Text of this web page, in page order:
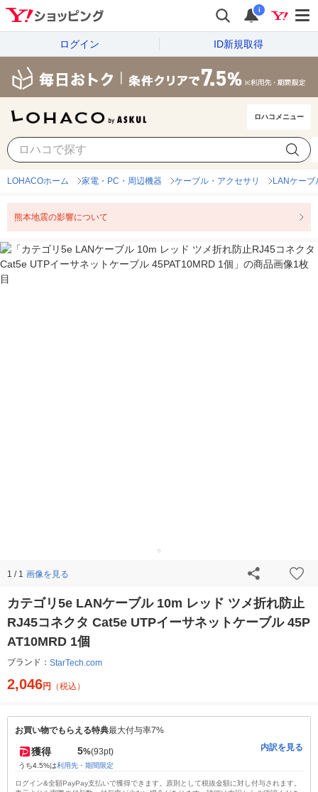
i
ログイン ID新規取得
ロハコメニュー
LOHACOホーム 家電・PC・周辺機器 ケーブル・アクセサリ LANケーブ
熊本地震の影響について
1 / 1 画像を見る
カテゴリ5e LANケーブル 10m レッド ツメ折れ防止
RJ45コネクタ Cat5e UTPイーサネットケーブル 45P
AT10MRD 1個
ブランド： StarTech.com
2,046円 （税込）
お買い物でもらえる特典最大付与率7%
獲得 5%(93pt)
うち4.5%は利用先・期間限定
内訳を見る
ログイン&全額PayPay支払いで獲得できます。原則として税抜金額に対し付与されます。